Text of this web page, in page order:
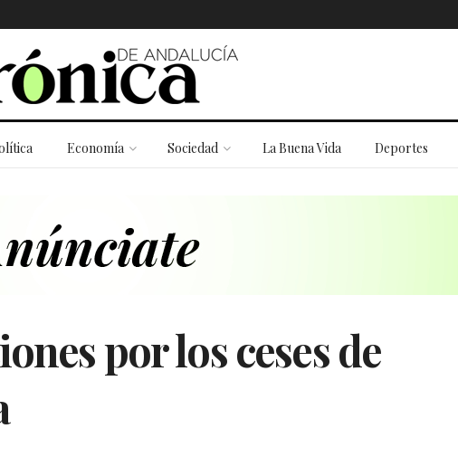
Economía Sociedad La Buena Vida Deportes
por los ceses de